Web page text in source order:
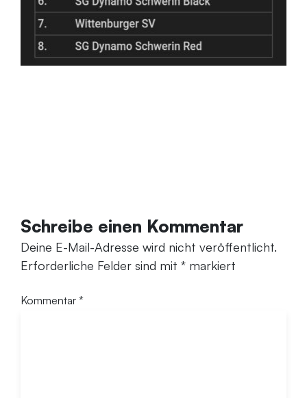
Schreibe einen Kommentar
Deine E-Mail-Adresse wird nicht veröffentlicht.
Erforderliche Felder sind mit * markiert
Kommentar *